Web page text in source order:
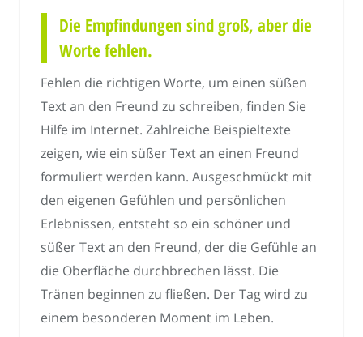
Die Empfindungen sind groß, aber die
Worte fehlen.
Fehlen die richtigen Worte, um einen süßen
Text an den Freund zu schreiben, finden Sie
Hilfe im Internet. Zahlreiche Beispieltexte
zeigen, wie ein süßer Text an einen Freund
formuliert werden kann. Ausgeschmückt mit
den eigenen Gefühlen und persönlichen
Erlebnissen, entsteht so ein schöner und
süßer Text an den Freund, der die Gefühle an
die Oberfläche durchbrechen lässt. Die
Tränen beginnen zu fließen. Der Tag wird zu
einem besonderen Moment im Leben.